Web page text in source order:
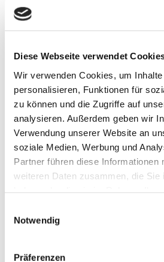
Diese Webseite verwendet
Wir verwenden Cookies, um
personalisieren, Funktionen für
zu können und die Zugriffe auf
analysieren. Außerdem geben wir
Verwendung unserer Website an
soziale Medien, Werbung und
Partner führen diese Informationen
weiteren Daten zusammen, die Sie
Notwendig
Präferenzen
Problembereiche aufspüren und
gehören inzwischen zu den
anspruchsvollsten Aufgaben eines
nicht nur das Steuerrecht entwickelt
das Sozialversicherungsrecht. Sie
Sie Ihre wertvolle Zeit aufwenden.
Möglichkeit, sich voll und ganz auf
zu konzentrieren –wir übernehmen
Finanzbuchhaltung
Gerne bieten wir Ihnen die
Sozialversicherungsträgern
an. Wir
sozialversicherungsrechtlichen